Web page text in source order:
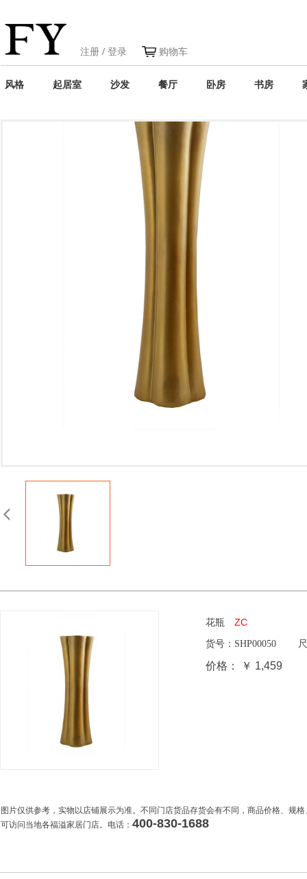
注册 / 登录 购物车
风格 起居室 沙发 餐厅 卧房 书房
花瓶 ZC
货号： SHP00050 尺
价格： ￥ 1,459
图片仅供参考，实物以店铺展示为准。不同门店货品存货会有不同，商品价格、规
可访问当地各福溢家居门店。电话： 400-830-1688